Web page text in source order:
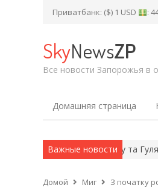
Приватбанк: ($) 1 USD :
SkyNewsZP
Все новости Запорожья в
Домашняя страница
Важные новости
на Оріхівському та
Домой Миг З початку